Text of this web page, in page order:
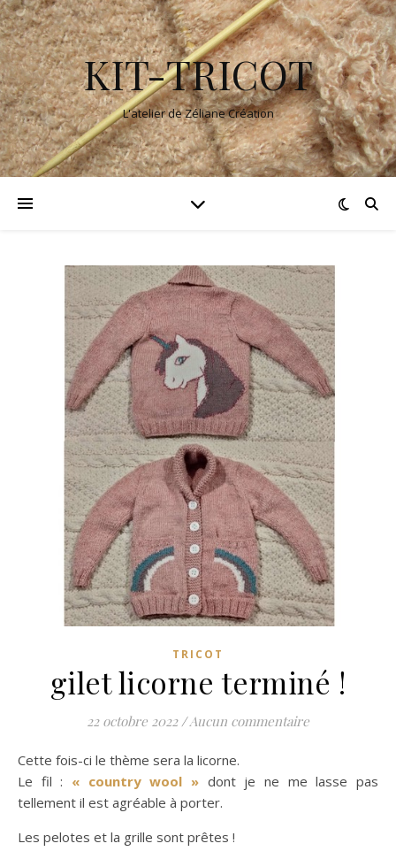
KIT-TRICOT
L'atelier de Zéliane Création
TRICOT
gilet licorne terminé !
22 octobre 2022 /Aucun commentaire
Cette fois-ci le thème sera la licorne.
Le fil : « country wool » dont je ne me lasse pas
tellement il est agréable à porter.
Les pelotes et la grille sont prêtes !